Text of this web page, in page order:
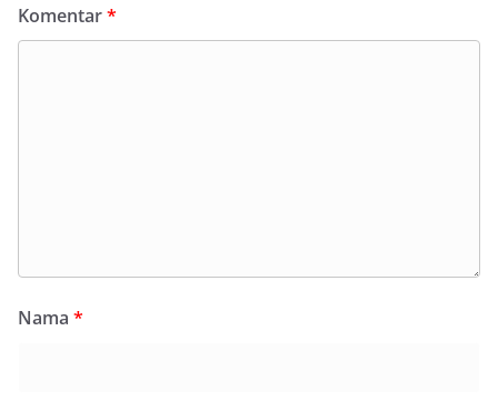
Komentar*
Nama *